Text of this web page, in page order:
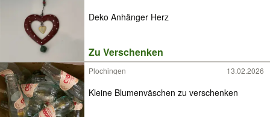
Deko Anhänger Herz
Zu Verschenken
Plochingen 13.02.2026
Kleine Blumenväschen zu verschenken